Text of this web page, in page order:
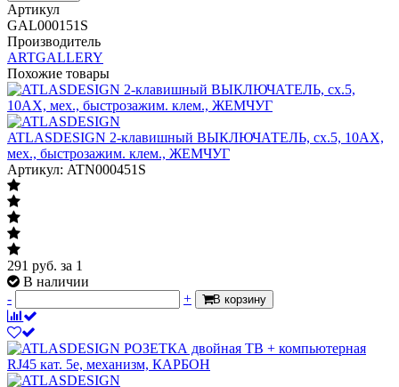
Артикул
GAL000151S
Производитель
ARTGALLERY
Похожие товары
ATLASDESIGN 2-клавишный ВЫКЛЮЧАТЕЛЬ, сх.5, 10АХ,
мех., быстрозажим. клем., ЖЕМЧУГ
Артикул: ATN000451S
291 руб. за 1
В наличии
-
+ В корзину